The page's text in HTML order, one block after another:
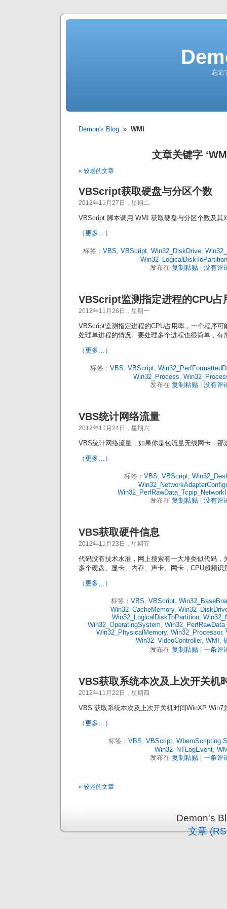
忘记
Demon's Blog » WMI
文章关键字
« 较老的文章
VBScript获取硬盘与分区个数
2012年11月27日，星期二
VBScript 脚本调用 WMI 获取硬盘与分区个数及其
（更多…）
标签： VBS, VBScript, Win32_DiskDrive,
Win32_LogicalDiskToPartition
发布在 复制粘贴| 没有评
VBScript监测指定进程的CPU占
2012年11月26日，星期一
VBScript监测指定进程的CPU占用率，一个程序可
处理单进程的情况。要处理多个进程也很简单，有
（更多…）
标签： VBS, VBScript,
Win32_Process,
发布在 复制粘贴| 没有评
VBS统计网络流量
2012年11月24日，星期六
VBS统计网络流量，如果你是包流量无线网卡，那
（更多…）
标签： VBS, VBScript,
发布在 复制粘贴| 没有评
VBS获取硬件信息
2012年11月23日，星期五
代码没有技术水准，网上搜索有一大堆类似代码，
多个硬盘、显卡、内存、声卡、网卡，CPU超频识
（更多…）
标签： VBS, VBScript,
Win32_CacheMemory,
Win32_LogicalDiskToPartition,
Win32_OperatingSystem,
Win32_PhysicalMemory, Win32_Processor,
Win32_VideoController, WMI ,
发布在 复制粘贴| 一条评
VBS获取系统本次及上次开关机
2012年11月22日，星期四
VBS 获取系统本次及上次开关机时间WinXP Win7
（更多…）
标签： VBS, VBScript,
Win32_NTLogEvent,
发布在 复制粘贴| 一条评
« 较老的文章
Demon's
文章